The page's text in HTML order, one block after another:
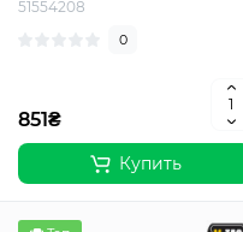
51554208
0
851₴
Купить